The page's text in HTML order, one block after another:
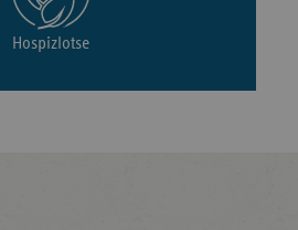
Hospizlotse